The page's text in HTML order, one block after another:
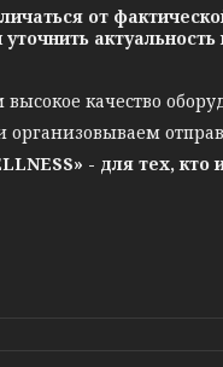
от
качество
организовываем
- для тех,